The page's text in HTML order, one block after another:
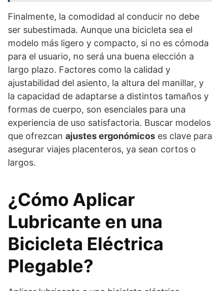
Finalmente, la comodidad al conducir no debe
ser subestimada. Aunque una bicicleta sea el
modelo más ligero y compacto, si no es cómoda
para el usuario, no será una buena elección a
largo plazo. Factores como la calidad y
ajustabilidad del asiento, la altura del manillar, y
la capacidad de adaptarse a distintos tamaños y
formas de cuerpo, son esenciales para una
experiencia de uso satisfactoria. Buscar modelos
que ofrezcan ajustes ergonómicos es clave para
asegurar viajes placenteros, ya sean cortos o
largos.
¿Cómo Aplicar
Lubricante en una
Bicicleta Eléctrica
Plegable?